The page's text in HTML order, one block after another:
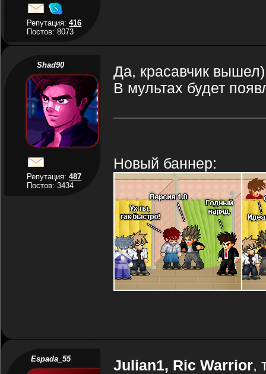
Репутация:416
Постов: 8073
Shad90
Репутация:487
Постов: 3434
Да, красавчик вышел)
В мультах будет
Новый баннер:
Espada_55 Julian1, Ric Warrior,